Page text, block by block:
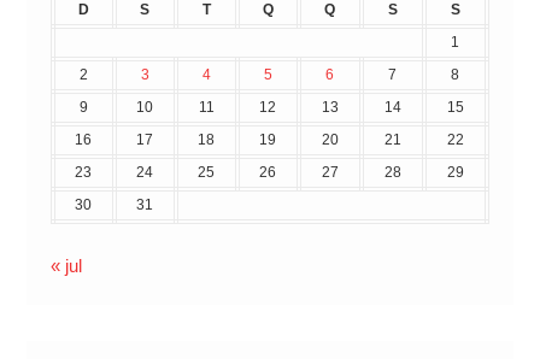
D S T Q Q S
S
1
2
3 4 5 6 7
8
9
10 11 12 13 14
15
16
17 18 19 20 21
22
23
24 25 26 27 28
29
30
31
« jul